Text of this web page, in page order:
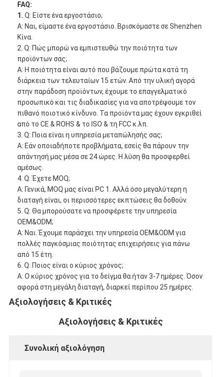
FAQ:
1.Q: Είστε ένα εργοστάσιο;
Α: Ναι, είμαστε ένα εργοστάσιο. Βρισκόμαστε σε Shenzhen
Κίνα.
2. Q: Πώς μπορώ να εμπιστευθώ την ποιότητα των
προϊόντων σας;
Α: Η ποιότητα είναι αυτό που βάζουμε πρώτα κατά τη
διάρκεια των τελευταίων 15 ετών. Από την υλική αγορά
στην παράδοση προϊόντων, έχουμε το επαγγελματικό
προσωπικό και τις διαδικασίες για να αποτρέψουμε τον
πιθανό ποιοτικό κίνδυνο. Τα προϊόντα μας έχουν εγκριθεί
από το CE & ROHS & το ISO & τη FCC κ.λπ.
3. Q: Ποια είναι η υπηρεσία μεταπώλησής σας;
Α: Εάν οποιαδήποτε προβλήματα, εσείς θα πάρουν την
απάντησή μας μέσα σε 24 ώρες. Η λύση θα προσφερθεί
αμέσως.
4. Q: Έχετε MOQ;
Α: Γενικά, MOQ μας είναι PC 1. Αλλά όσο μεγαλύτερη η
διαταγή είναι, οι περισσότερες εκπτώσεις θα δοθούν.
5. Q: Θα μπορούσατε να προσφέρετε την υπηρεσία
OEM&ODM;
Α: Ναι. Έχουμε παράσχει την υπηρεσία OEM&ODM για
πολλές παγκόσμιας ποιότητας επιχειρήσεις για πάνω
από 15 έτη.
6. Q: Ποιος είναι ο κύριος χρόνος;
Α: Ο κύριος χρόνος για το δείγμα θα ήταν 3-7 ημέρες. Όσον
αφορά στη μεγάλη διαταγή, διαρκεί περίπου 25 ημέρες.
Αξιολογήσεις & Κριτικές
Αξιολογήσεις & Κριτικές
Συνολική αξιολόγηση